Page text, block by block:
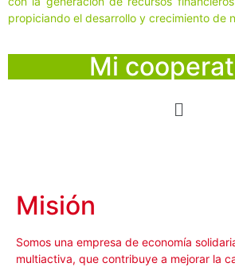
propiciando el desarrollo y crecimiento de
Mi
Misión
Somos una empresa de economía
multiactiva, que contribuye a mejorar la